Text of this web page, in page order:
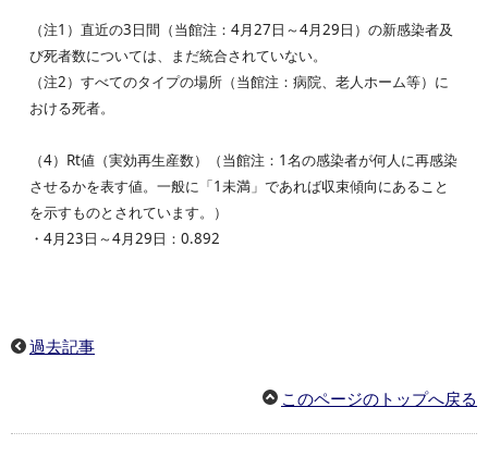
（注1）直近の3日間（当館注：4月27日～4月29日）の新感染者及
び死者数については、まだ統合されていない。
（注2）すべてのタイプの場所（当館注：病院、老人ホーム等）に
おける死者。
（4）Rt値（実効再生産数）（当館注：1名の感染者が何人に再感染
させるかを表す値。一般に「1未満」であれば収束傾向にあること
を示すものとされています。）
・4月23日～4月29日：0.892
過去記事
このページのトップへ戻る